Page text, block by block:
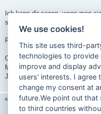
Ich kann dir sagen, wenn man
sieht das Mofa immer aus wie
PROFI TIPP: Man kann statt
Ok hoffe das hilft.
MfG,
Jan
carinona
We use cookies!
This site uses third-
technologies to
improve and display
users' interests. I agree
change my consent at
future.We point out
to third countries